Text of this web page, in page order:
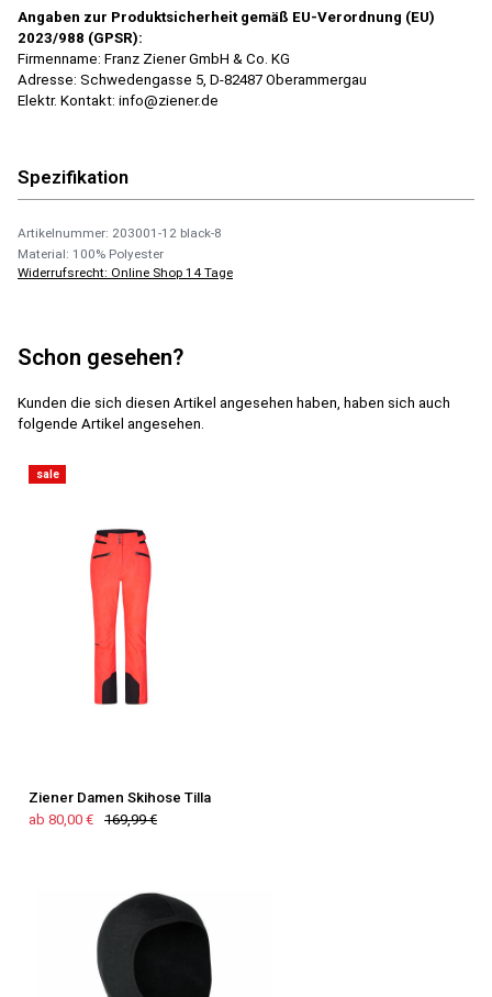
Angaben zur Produktsicherheit gemäß EU-Verordnung (EU)
2023/988 (GPSR):
Firmenname: Franz Ziener GmbH & Co. KG
Adresse: Schwedengasse 5, D-82487 Oberammergau
Elektr. Kontakt: info@ziener.de
Spezifikation
Artikelnummer: 203001-12 black-8
Material: 100% Polyester
Widerrufsrecht: Online Shop 14 Tage
Schon gesehen?
Kunden die sich diesen Artikel angesehen haben, haben sich auch
folgende Artikel angesehen.
sale
Ziener Damen Skihose Tilla
ab 80,00 €
169,99 €